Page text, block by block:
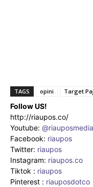
TAGS opini Target
Follow US!
http://riaupos.co/
Youtube: @riauposmedia
Facebook: riaupos
Twitter: riaupos
Instagram: riaupos.co
Tiktok : riaupos
Pinterest : riauposdotco